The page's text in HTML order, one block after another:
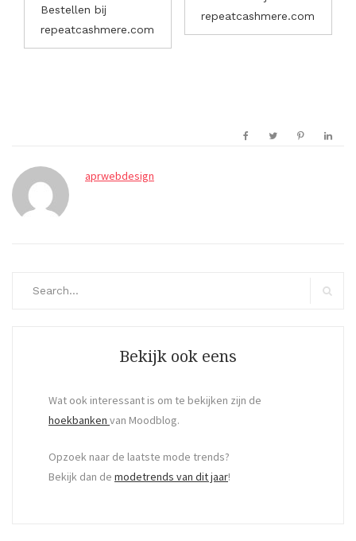
Bestellen bij
repeatcashmere.com
repeatcashmere.com
aprwebdesign
Bekijk ook eens
Wat ook interessant is om te bekijken zijn de
hoekbanken van Moodblog.
Opzoek naar de laatste mode trends?
Bekijk dan de modetrends van dit jaar!